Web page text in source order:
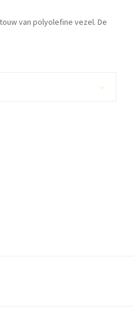
van polyolefine vezel. De